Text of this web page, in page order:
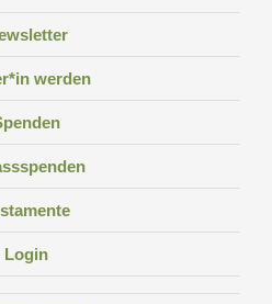
werden
Login